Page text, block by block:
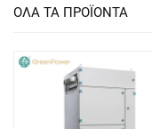
Ποιοι Είμαστε
Λύσεις
ΟΛΑ ΤΑ ΠΡΟΪΟΝΤΑ